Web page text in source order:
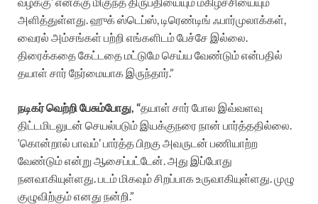
அளித்துள்ளது. ஹுக் ஸ்டெப்ஸ், டிரெண்டிங் ஃபார்முலாக்கள்,
வைரல் அம்சங்கள் பற்றி எங்களிடம் பேச்சே இல்லை.
திரைக்கதை கேட்டதை மட்டுமே செய்ய வேண்டும் என்பதில்
தயாள் சார் நேர்மையாக இருந்தார்.”
நடிகர் வெற்றி பேசும்போது, “தயாள் சார் போல இவ்வளவு
திட்டமிடலுடன் செயல்படும் இயக்குநரை நான் பார்த்ததில்லை.
‘கொன்றால் பாவம்’ பார்த்த பிறகு அவருடன் பணியாற்ற
வேண்டும் என்று ஆசைப்பட்டேன். அது இப்போது
நனவாகியுள்ளது. படம் மிகவும் சிறப்பாக உருவாகியுள்ளது. முழு
குழுவிற்கும் எனது நன்றி.”